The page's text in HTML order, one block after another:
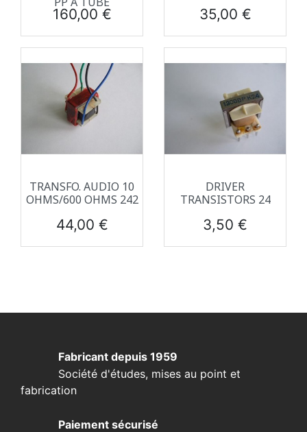
Prix
160,00 € Prix
35,00 €
TRANSFO. AUDIO 10
OHMS/600 OHMS 242
Prix
44,00 €
DRIVER
TRANSISTORS 24
Prix
3,50 €
Fabricant depuis 1959
Société d'études, mises au point et
fabrication
Paiement sécurisé